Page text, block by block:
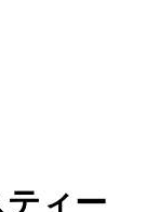
ィー